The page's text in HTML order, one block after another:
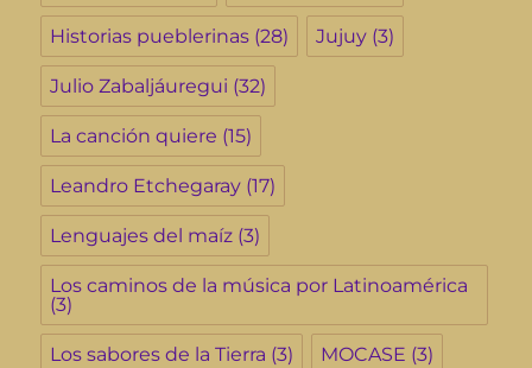
Historias pueblerinas (28) Jujuy (3)
Julio Zabaljáuregui (32)
La canción quiere (15)
Leandro Etchegaray (17)
Lenguajes del maíz (3)
Los caminos de la música por Latinoamérica
(3)
Los sabores de la Tierra (3) MOCASE (3)